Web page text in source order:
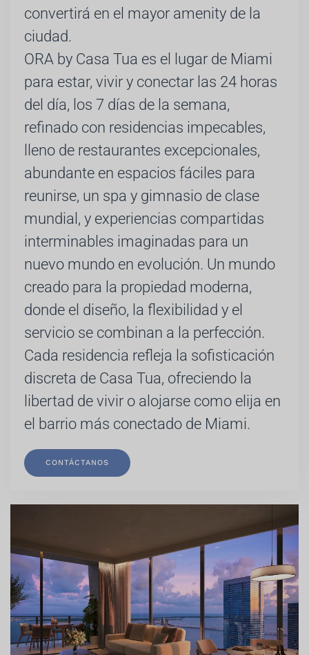
convertirá en el mayor amenity de la
ciudad.
ORA by Casa Tua es el lugar de Miami
para estar, vivir y conectar las 24 horas
del día, los 7 días de la semana,
refinado con residencias impecables,
lleno de restaurantes excepcionales,
abundante en espacios fáciles para
reunirse, un spa y gimnasio de clase
mundial, y experiencias compartidas
interminables imaginadas para un
nuevo mundo en evolución. Un mundo
creado para la propiedad moderna,
donde el diseño, la flexibilidad y el
servicio se combinan a la perfección.
Cada residencia refleja la sofisticación
discreta de Casa Tua, ofreciendo la
libertad de vivir o alojarse como elija en
el barrio más conectado de Miami.
CONTÁCTANOS